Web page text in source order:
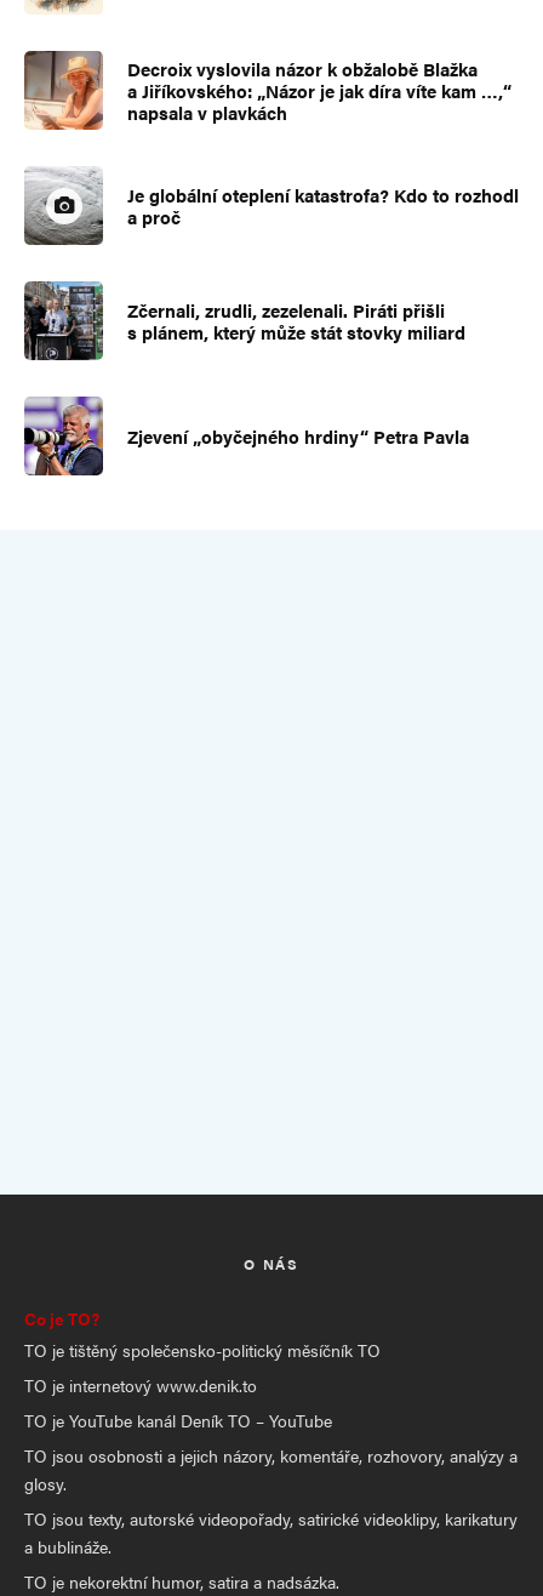
Decroix vyslovila názor k obžalobě Blažka
a Jiříkovského: „Názor je jak díra víte kam …,“
napsala v plavkách
Je globální oteplení katastrofa? Kdo to rozhodl
a proč
Zčernali, zrudli, zezelenali. Piráti přišli
s plánem, který může stát stovky miliard
Zjevení „obyčejného hrdiny“ Petra Pavla
O NÁS
Co je TO?
TO je tištěný společensko-politický měsíčník TO
TO je internetový www.denik.to
TO je YouTube kanál Deník TO – YouTube
TO jsou osobnosti a jejich názory, komentáře, rozhovory, analýzy a
glosy.
TO jsou texty, autorské videopořady, satirické videoklipy, karikatury
a bublináže.
TO je nekorektní humor, satira a nadsázka.